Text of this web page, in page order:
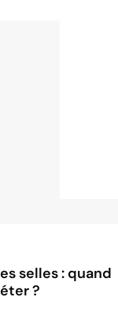
selles : quand
?